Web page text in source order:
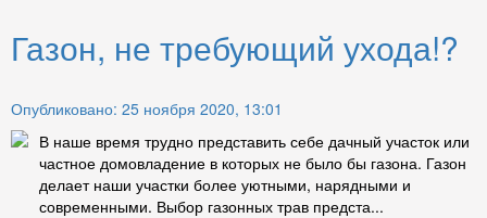
Газон, не требующий ухода!?
Опубликовано: 25 ноября 2020, 13:01
В наше время трудно представить себе дачный участок или
частное домовладение в которых не было бы газона. Газон
делает наши участки более уютными, нарядными и
современными. Выбор газонных трав предста...